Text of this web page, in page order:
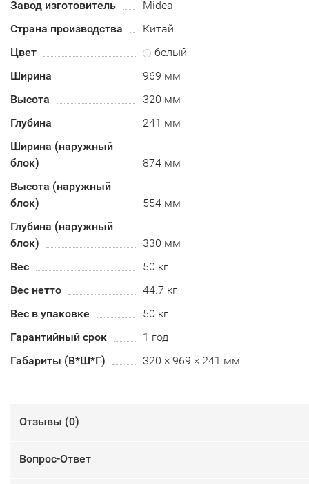
Завод изготовитель
Midea
Страна производства
Китай
Цвет
белый
Ширина
969 мм
Высота
320 мм
Глубина
241 мм
Ширина (наружный
блок)
874 мм
Высота (наружный
блок)
554 мм
Глубина (наружный
блок)
330 мм
Вес
50 кг
Вес нетто
44.7 кг
Вес в упаковке
50 кг
Гарантийный срок
1 год
Габариты (В*Ш*Г)
320 × 969 × 241 мм
Отзывы (0)
Вопрос-Ответ